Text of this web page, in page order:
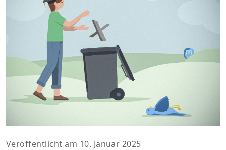
Veröffentlicht am 10. Januar 2025